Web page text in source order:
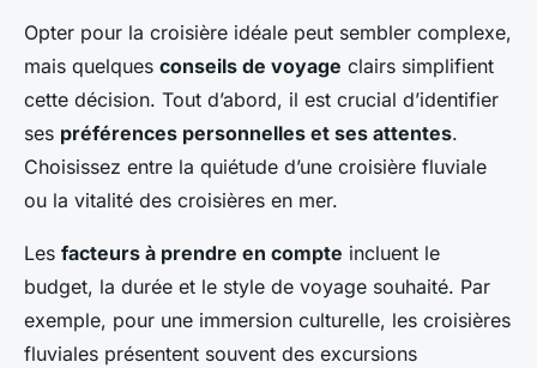
Opter pour la croisière idéale peut sembler complexe,
mais quelques conseils de voyage clairs simplifient
cette décision. Tout d’abord, il est crucial d’identifier
ses préférences personnelles et ses attentes.
Choisissez entre la quiétude d’une croisière fluviale
ou la vitalité des croisières en mer.
Les facteurs à prendre en compte incluent le
budget, la durée et le style de voyage souhaité. Par
exemple, pour une immersion culturelle, les croisières
fluviales présentent souvent des excursions